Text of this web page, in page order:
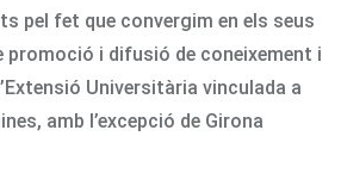
pel fet que convergim en els seus
promoció i difusió de coneixement i
Universitària vinculada a
amb l’excepció de Girona